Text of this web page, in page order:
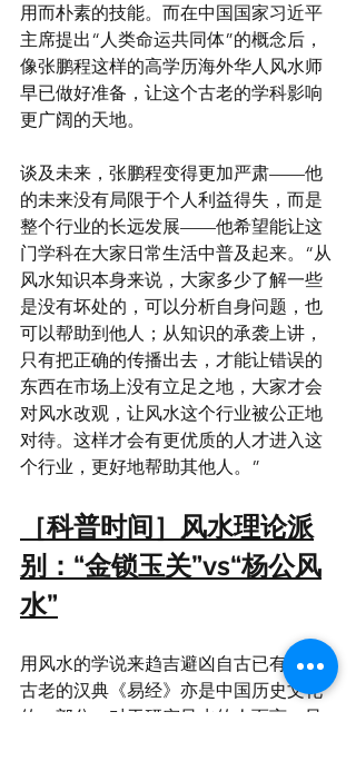
用而朴素的技能。而在中国国家习近平
主席提出“人类命运共同体”的概念后，
像张鹏程这样的高学历海外华人风水师
早已做好准备，让这个古老的学科影响
更广阔的天地。
谈及未来，张鹏程变得更加严肃——他
的未来没有局限于个人利益得失，而是
整个行业的长远发展——他希望能让这
门学科在大家日常生活中普及起来。“从
风水知识本身来说，大家多少了解一些
是没有坏处的，可以分析自身问题，也
可以帮助到他人；从知识的承袭上讲，
只有把正确的传播出去，才能让错误的
东西在市场上没有立足之地，大家才会
对风水改观，让风水这个行业被公正地
对待。这样才会有更优质的人才进入这
个行业，更好地帮助其他人。”
［科普时间］风水理论派
别：“金锁玉关”vs“杨公风
水”
用风水的学说来趋吉避凶自古已有。最
古老的汉典《易经》亦是中国历史文化
的一部分。对于研究风水的人而言，风